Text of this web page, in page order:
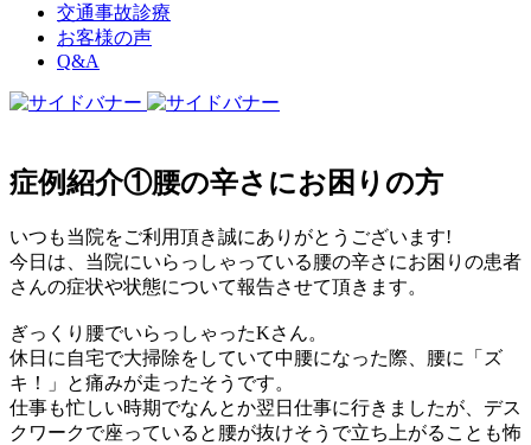
交通事故診療
お客様の声
Q&A
症例紹介①腰の辛さにお困りの方
いつも当院をご利用頂き誠にありがとうございます!
今日は、当院にいらっしゃっている腰の辛さにお困りの患者
さんの症状や状態について報告させて頂きます。
ぎっくり腰でいらっしゃったKさん。
休日に自宅で大掃除をしていて中腰になった際、腰に「ズ
キ！」と痛みが走ったそうです。
仕事も忙しい時期でなんとか翌日仕事に行きましたが、デス
クワークで座っていると腰が抜けそうで立ち上がることも怖